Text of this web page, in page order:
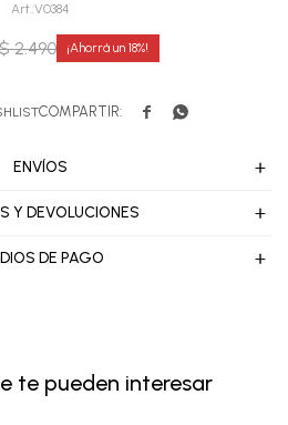
V0384
$ 2.490 18
 
ENVÍOS
Y DEVOLUCIONES
DE PAGO
te pueden interesar